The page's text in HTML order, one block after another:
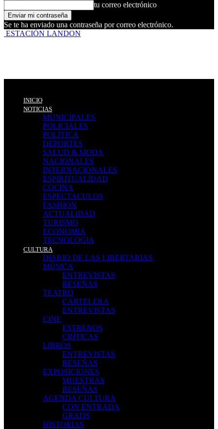
tu correo electrónico
Se te ha enviado una contraseña por correo electrónico.
ESTACIÓN LANDON
INICIO
NOTICIAS
MUNICIPALES
POLICIALES
POLITICA
DEPORTES
SALUD & MODA
NACIONALES
INTERNACIONALES
ESPIRITUALIDAD
COCINA
ESPECTACULOS
FASHION
ACTUALIDAD
TURISMO
ECONOMIA
TECNOLOGIA
CULTURA
DIARIO DE LAS LIBERTARIAS
MÚSICA
ENTREVISTAS
RESEÑAS
TEATRO
CARTELERA
ENTREVISTAS
CINE
ESTRENOS
CRÍTICAS
LIBROS
ENTREVISTAS
RESEÑAS
EXPOSICIONES
MUESTRAS
RESEÑAS
AGENDA CULTURA
CON ENTRADA
GRATIS
HISTORIAS